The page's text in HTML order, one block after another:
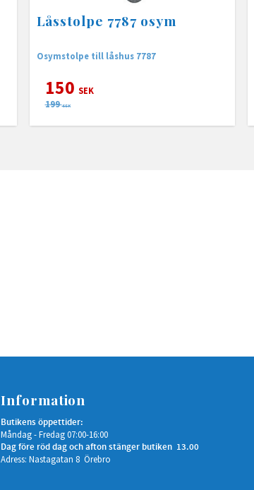
Låsstolpe 7787 osym
Osymstolpe till låshus 7787
150 SEK
199 SEK
Information
Butikens öppettider:
Måndag - Fredag 07:00-16:00
Dag före röd dag och afton stänger butiken 13.00
Adress: Nastagatan 8 Örebro